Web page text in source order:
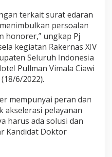
terkait surat edaran
persoalan
honorer,” ungkap Pj
kegiatan Rakernas XIV
Seluruh Indonesia
Pullman Vimala Ciawi
6/2022).
mempunyai peran dan
akselerasi pelayanan
harus ada solusi dan
Kandidat Doktor